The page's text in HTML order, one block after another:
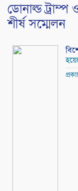
ডোনাল্ড ট্রাম্প
শীর্ষ সম্মেলন